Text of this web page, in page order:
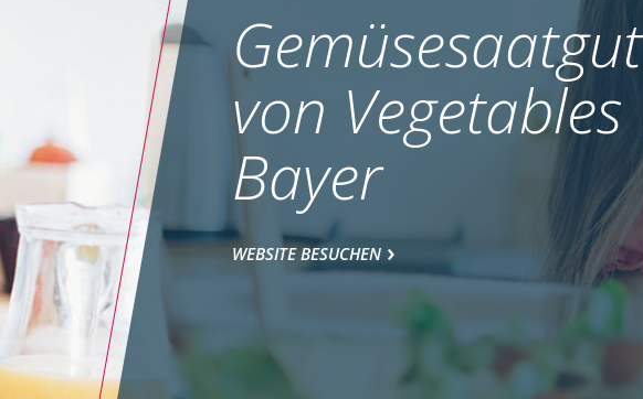
Gemüsesaatgut
von Vegetables
Bayer
WEBSITE BESUCHEN